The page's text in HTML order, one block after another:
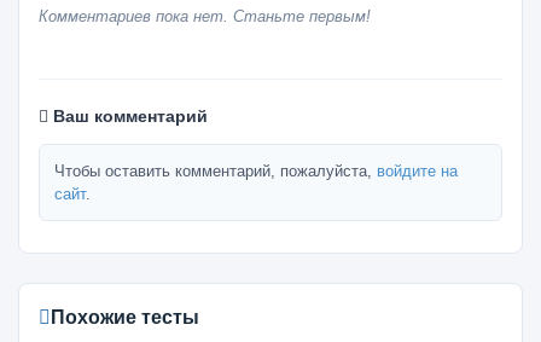
Комментариев пока нет. Станьте первым!
Ваш комментарий
Чтобы оставить комментарий, пожалуйста, войдите на
сайт.
Похожие тесты